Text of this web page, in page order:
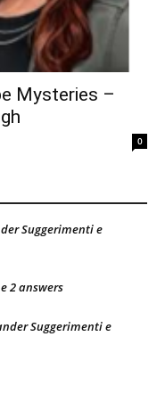
Mysteries –
0
Suggerimenti e
2 answers
Suggerimenti e